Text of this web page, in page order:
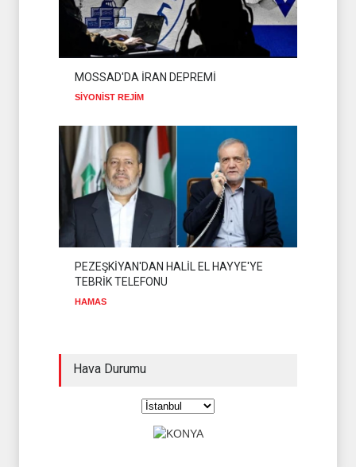
MOSSAD'DA İRAN DEPREMİ
SİYONİST REJİM
PEZEŞKİYAN'DAN HALİL EL HAYYE'YE
TEBRİK TELEFONU
HAMAS
Hava Durumu